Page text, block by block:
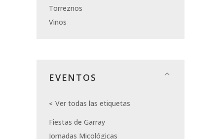
Torreznos
Vinos
EVENTOS
Ver todas las etiquetas
Fiestas de Garray
Jornadas Micológicas